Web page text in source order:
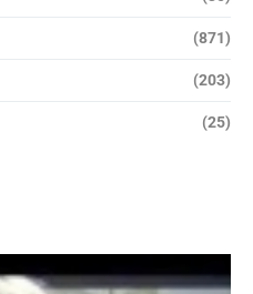
(871)
(203)
(25)